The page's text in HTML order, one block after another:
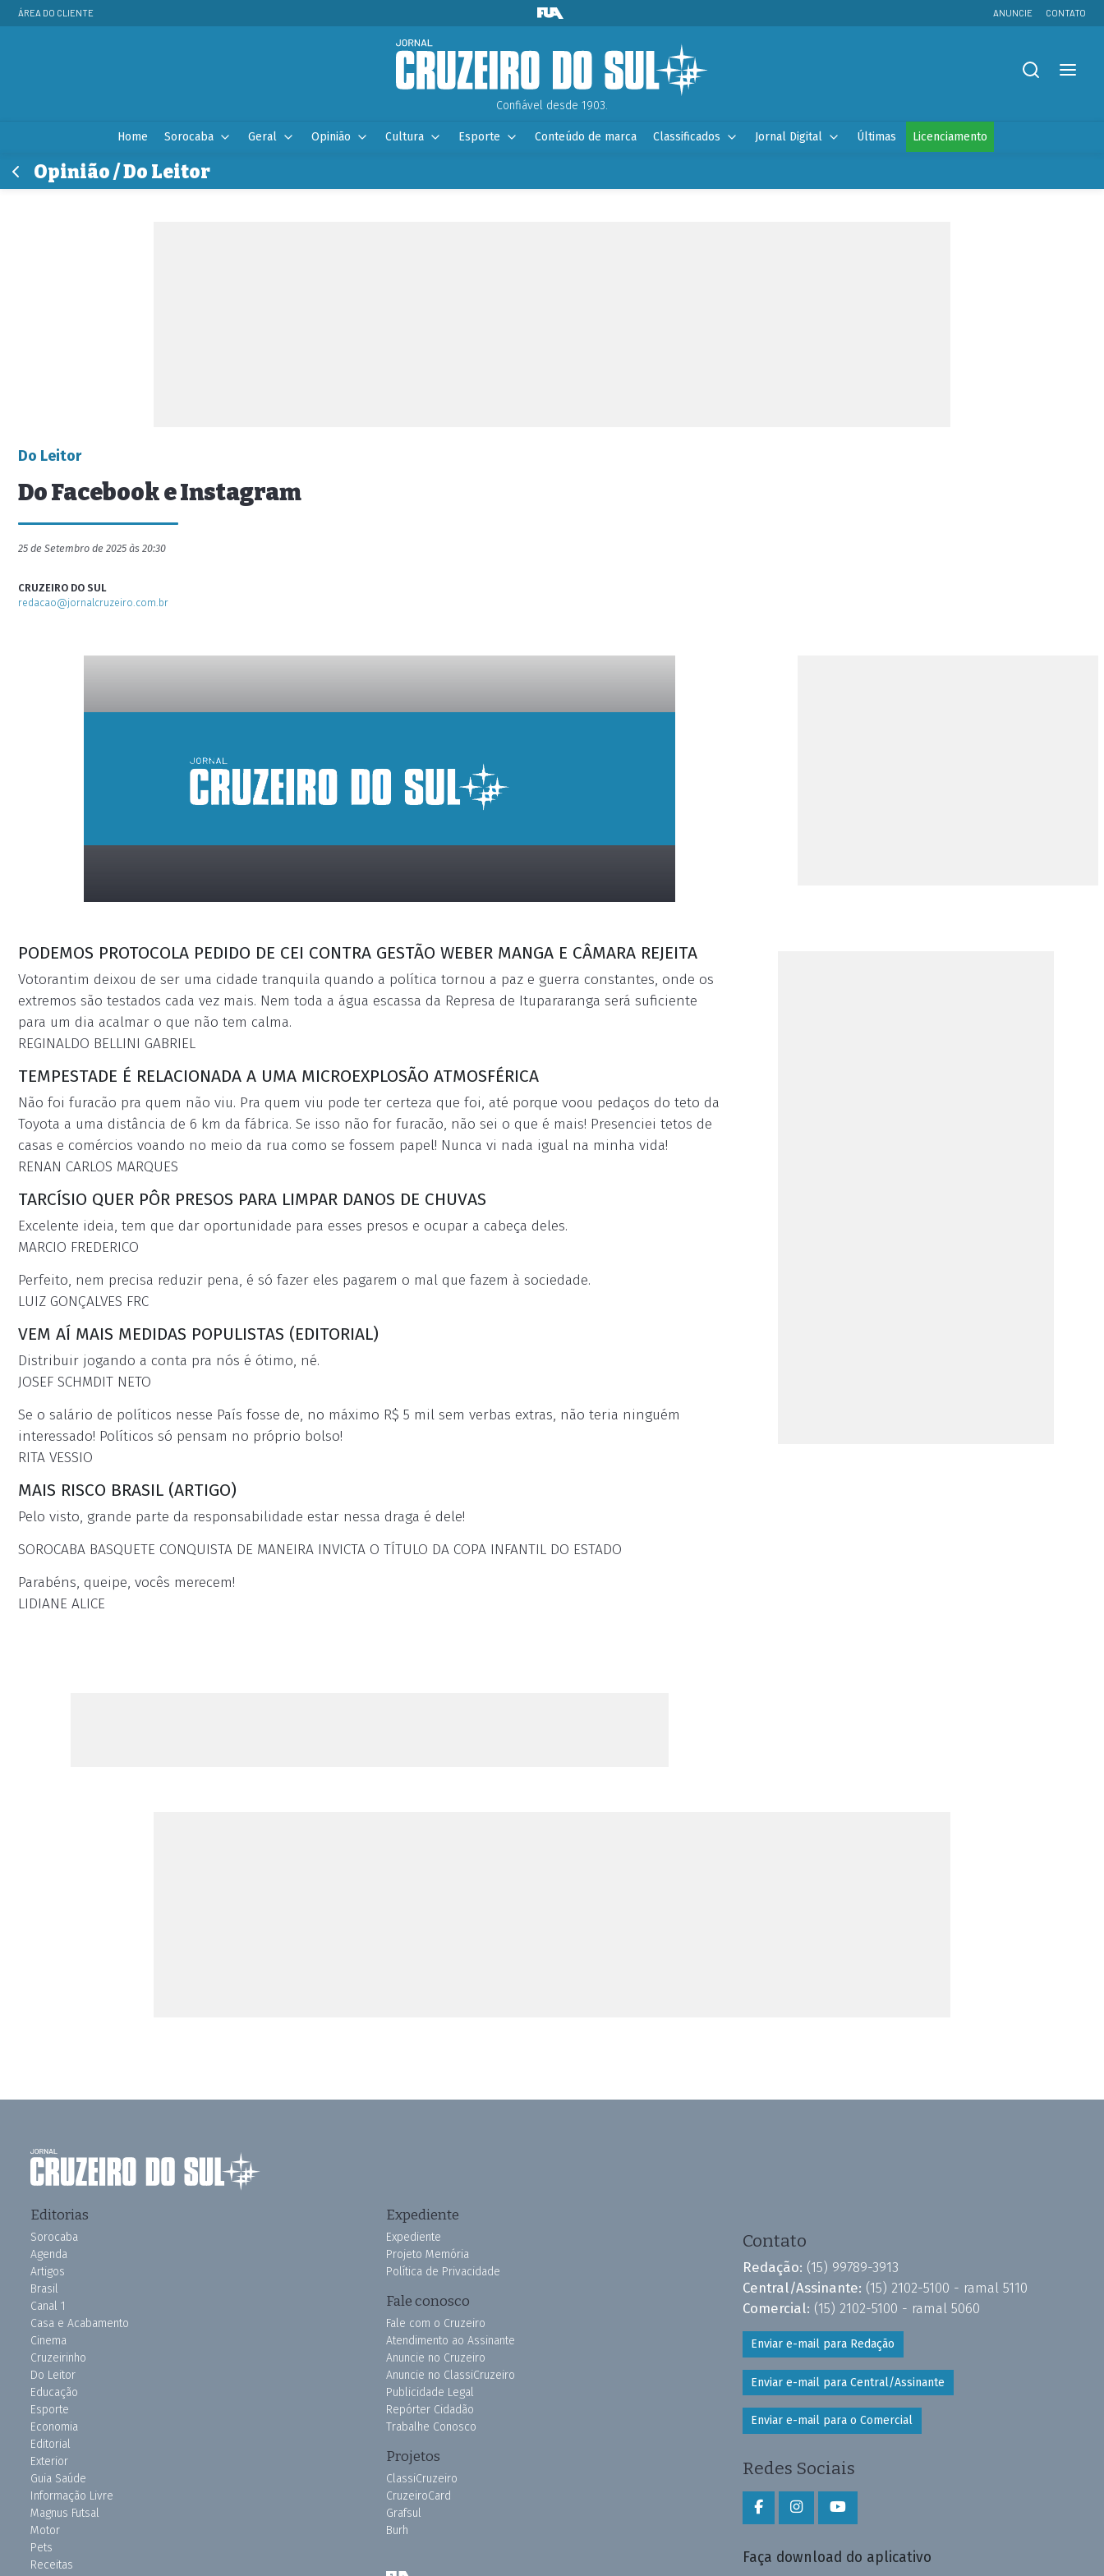
ÁREA DO CLIENTE ANUNCIE CONTATO
Confiável desde 1903.
Home Sorocaba Geral Opinião Cultura Esporte Conteúdo de marca Classificados Jornal Digital Últimas Licenciamento
Opinião / Do Leitor
Do Leitor
Do Facebook e Instagram
25 de Setembro de 2025 às 20:30
CRUZEIRO DO SUL
redacao@jornalcruzeiro.com.br
placeholder
PODEMOS PROTOCOLA PEDIDO DE CEI CONTRA GESTÃO WEBER MANGA E CÂMARA REJEITA
Votorantim deixou de ser uma cidade tranquila quando a política tornou a paz e guerra constantes, onde os
extremos são testados cada vez mais. Nem toda a água escassa da Represa de Itupararanga será suficiente
para um dia acalmar o que não tem calma.
REGINALDO BELLINI GABRIEL
TEMPESTADE É RELACIONADA A UMA MICROEXPLOSÃO ATMOSFÉRICA
Não foi furacão pra quem não viu. Pra quem viu pode ter certeza que foi, até porque voou pedaços do teto da
Toyota a uma distância de 6 km da fábrica. Se isso não for furacão, não sei o que é mais! Presenciei tetos de
casas e comércios voando no meio da rua como se fossem papel! Nunca vi nada igual na minha vida!
RENAN CARLOS MARQUES
TARCÍSIO QUER PÔR PRESOS PARA LIMPAR DANOS DE CHUVAS
Excelente ideia, tem que dar oportunidade para esses presos e ocupar a cabeça deles.
MARCIO FREDERICO
Perfeito, nem precisa reduzir pena, é só fazer eles pagarem o mal que fazem à sociedade.
LUIZ GONÇALVES FRC
VEM AÍ MAIS MEDIDAS POPULISTAS (EDITORIAL)
Distribuir jogando a conta pra nós é ótimo, né.
JOSEF SCHMDIT NETO
Se o salário de políticos nesse País fosse de, no máximo R$ 5 mil sem verbas extras, não teria ninguém
interessado! Políticos só pensam no próprio bolso!
RITA VESSIO
MAIS RISCO BRASIL (ARTIGO)
Pelo visto, grande parte da responsabilidade estar nessa draga é dele!
SOROCABA BASQUETE CONQUISTA DE MANEIRA INVICTA O TÍTULO DA COPA INFANTIL DO ESTADO
Parabéns, queipe, vocês merecem!
LIDIANE ALICE
Editorias
Sorocaba
Agenda
Artigos
Brasil
Canal 1
Casa e Acabamento
Cinema
Cruzeirinho
Do Leitor
Educação
Esporte
Economia
Editorial
Exterior
Guia Saúde
Informação Livre
Magnus Futsal
Motor
Pets
Receitas
Expediente
Expediente
Projeto Memória
Política de Privacidade
Fale conosco
Fale com o Cruzeiro
Atendimento ao Assinante
Anuncie no Cruzeiro
Anuncie no ClassiCruzeiro
Publicidade Legal
Repórter Cidadão
Trabalhe Conosco
Projetos
ClassiCruzeiro
CruzeiroCard
Grafsul
Burh
Contato
Redação: (15) 99789-3913
Central/Assinante: (15) 2102-5100 - ramal 5110
Comercial: (15) 2102-5100 - ramal 5060
Enviar e-mail para Redação
Enviar e-mail para Central/Assinante
Enviar e-mail para o Comercial
Redes Sociais
Faça download do aplicativo